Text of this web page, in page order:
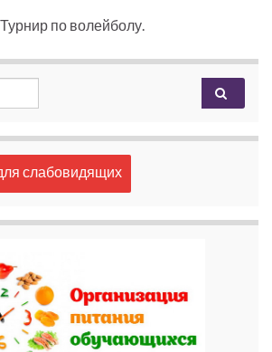
по волейболу.
слабовидящих